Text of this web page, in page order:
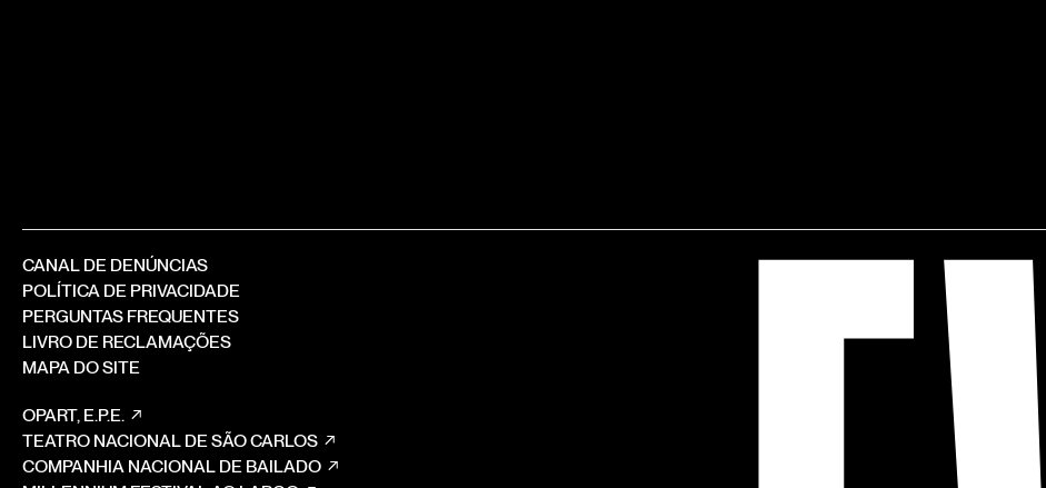
CANAL DE DENÚNCIAS
POLÍTICA DE PRIVACIDADE
PERGUNTAS FREQUENTES
LIVRO DE RECLAMAÇÕES
MAPA DO SITE
OPART, E.P.E.
TEATRO NACIONAL DE SÃO CARLOS
COMPANHIA NACIONAL DE BAILADO